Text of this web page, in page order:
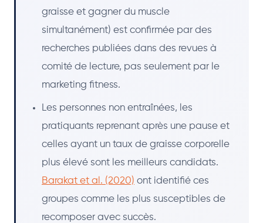
graisse et gagner du muscle
simultanément) est confirmée par des
recherches publiées dans des revues à
comité de lecture, pas seulement par le
marketing fitness.
Les personnes non entraînées, les
pratiquants reprenant après une pause et
celles ayant un taux de graisse corporelle
plus élevé sont les meilleurs candidats.
Barakat et al. (2020) ont identifié ces
groupes comme les plus susceptibles de
recomposer avec succès.